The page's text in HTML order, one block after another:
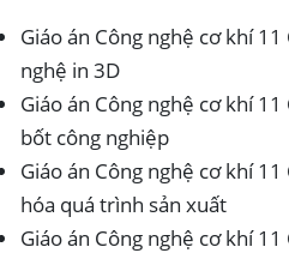
Giáo án Công nghệ cơ khí
nghệ in 3D
Giáo án Công nghệ cơ khí
bốt công nghiệp
Giáo án Công nghệ cơ khí
hóa quá trình sản xuất
Giáo án Công nghệ cơ khí